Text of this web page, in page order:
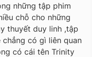
những tập phim
chỗ cho những
thuyết duy linh ,tập
có gì liên quan
có cái tên Trinity